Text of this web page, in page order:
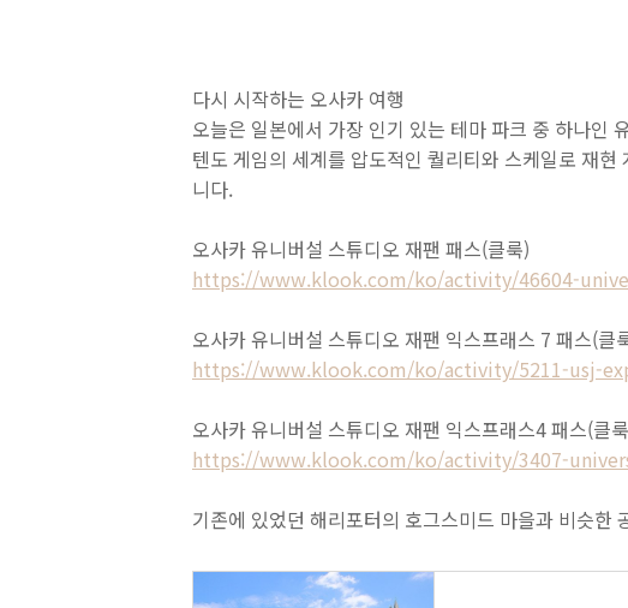
다시 시작하는 오사카 여행
오늘은 일본에서 가장 인기 있는 테마 파크 중 하나인
텐도 게임의 세계를 압도적인 퀄리티와 스케일로 재
니다.
오사카 유니버설 스튜디오 재팬 패스(클룩)
https://www.klook.com/ko/activity/46604-
오사카 유니버설 스튜디오 재팬 익스프래스 7 패스(클
https://www.klook.com/ko/activity/5211-usj-
오사카 유니버설 스튜디오 재팬 익스프래스4 패스(클
https://www.klook.com/ko/activity/3407-
기존에 있었던 해리포터의 호그스미드 마을과 비슷한